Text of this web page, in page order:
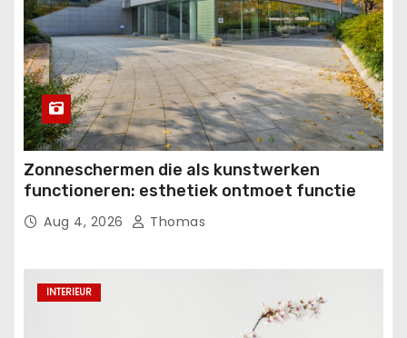
Zonneschermen die als kunstwerken
functioneren: esthetiek ontmoet functie
Aug 4, 2026 Thomas
INTERIEUR